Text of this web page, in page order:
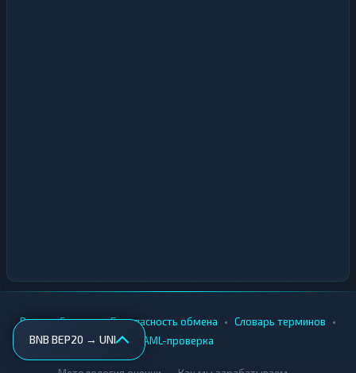
BNB BEP20 → UNI
Вики • Города • Безопасность обмена • Словарь терминов •
AML-проверка